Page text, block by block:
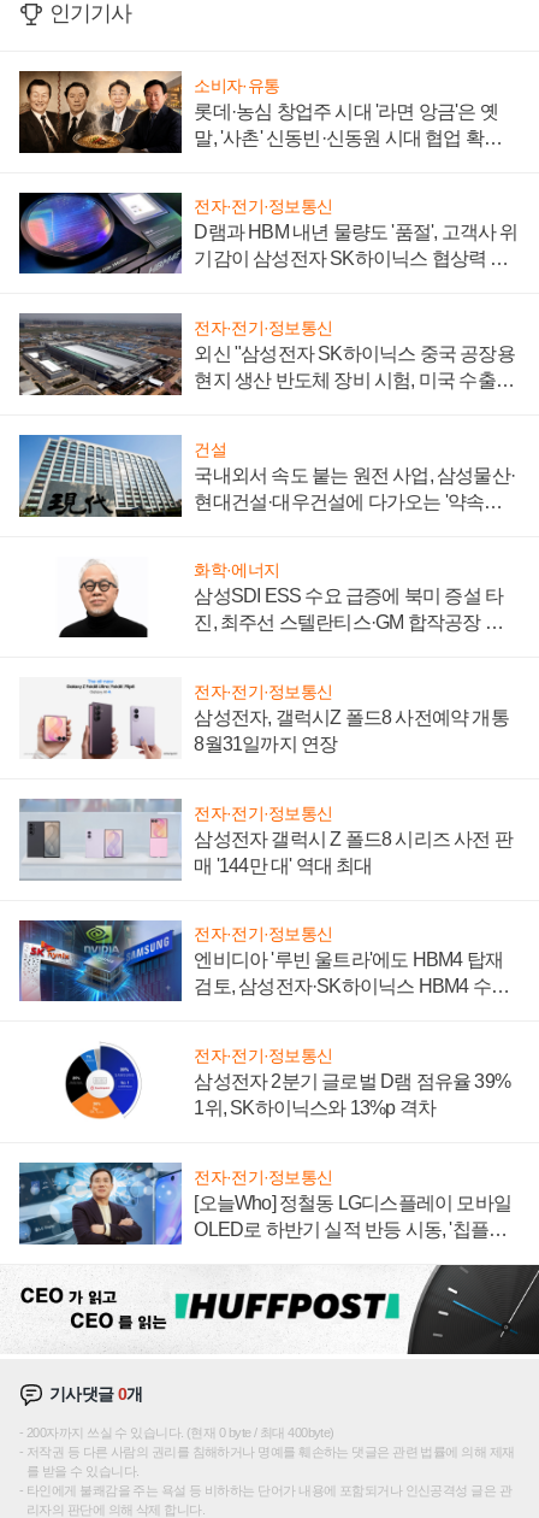
인기기사
소비자·유통
롯데·농심 창업주 시대 '라면 앙금'은 옛
말, '사촌' 신동빈·신동원 시대 협업 확대
전자·전기·정보통신
D램과 HBM 내년 물량도 '품절', 고객사 위
기감이 삼성전자 SK하이닉스 협상력 더
전자·전기·정보통신
외신 "삼성전자 SK하이닉스 중국 공장용
현지 생산 반도체 장비 시험, 미국 수출통
건설
국내외서 속도 붙는 원전 사업, 삼성물산·
현대건설·대우건설에 다가오는 '약속의
화학·에너지
삼성SDI ESS 수요 급증에 북미 증설 타
진, 최주선 스텔란티스·GM 합작공장 건
전자·전기·정보통신
삼성전자, 갤럭시Z 폴드8 사전예약 개통
8월31일까지 연장
전자·전기·정보통신
삼성전자 갤럭시 Z 폴드8 시리즈 사전 판
매 '144만 대' 역대 최대
전자·전기·정보통신
엔비디아 '루빈 울트라'에도 HBM4 탑재
검토, 삼성전자·SK하이닉스 HBM4 수율
전자·전기·정보통신
삼성전자 2분기 글로벌 D램 점유율 39%
1위, SK하이닉스와 13%p 격차
전자·전기·정보통신
[오늘Who] 정철동 LG디스플레이 모바일
OLED로 하반기 실적 반등 시동, '칩플레
기사댓글0개
200자까지 쓰실 수 있습니다. (현재 0 byte / 최대 400byte)
저작권 등 다른 사람의 권리를 침해하거나 명예를 훼손하는 댓글은 관련 법률에 의해 제재
를 받을 수 있습니다.
타인에게 불쾌감을 주는 욕설 등 비하하는 단어가 내용에 포함되거나 인신공격성 글은 관
리자의 판단에 의해 삭제 합니다.